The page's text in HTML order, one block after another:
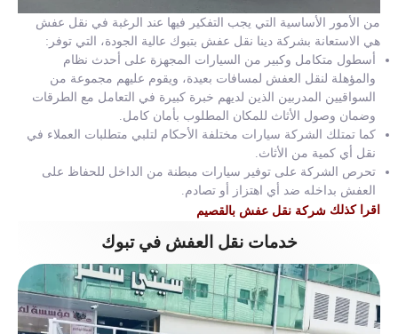
من الأمور الأساسية التي يجب التفكير فيها عند الرغبة في نقل عفش
هي الاستعانة بشركة دينا نقل عفش بتبوك عالية الجودة، التي توفر:
أسطول متكامل وكبير من السيارات المجهزة على أحدث نظام
والمؤهلة لنقل العفش لمسافات بعيدة، ويقوم عليهم مجموعة من
السواقيين المدربين الذين لديهم خبرة كبيرة في التعامل مع الطرقات
وضمان وصول الأثاث للمكان المطلوب بأمان كامل.
كما تمتلك الشركة سيارات مختلفة الأحكام لتلبي متطلبات العملاء في
نقل أي كمية من الأثاث.
تحرص الشركة على توفير سيارات مبطنة من الداخل للحفاظ على
العفش بداخله ضد أي اهتزاز أو تصادم.
اقرا كذلك شركة نقل عفش بالقصيم
خدمات نقل العفش في تبوك